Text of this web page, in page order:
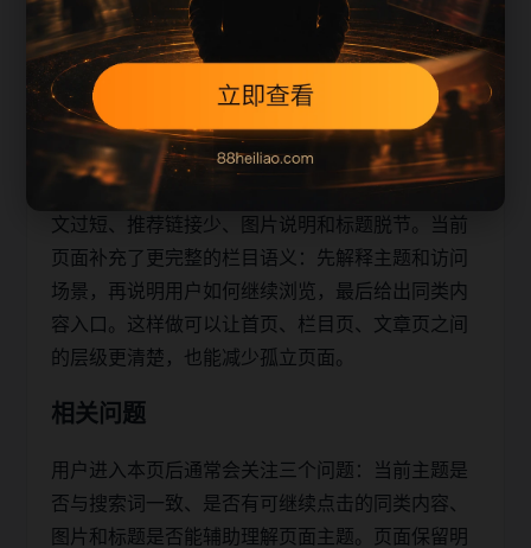
本页不是单独堆叠关键词，而是把主题摘要、阅读
顺序、相关问题和继续浏览入口放在同一页面，帮
助移动端用户减少反复搜索，也让栏目页、内容页
和 sitemap 之间形成稳定的抓取路径。
从 SEO 角度看，旧站内容页最容易出现的问题是正
文过短、推荐链接少、图片说明和标题脱节。当前
页面补充了更完整的栏目语义：先解释主题和访问
场景，再说明用户如何继续浏览，最后给出同类内
容入口。这样做可以让首页、栏目页、文章页之间
的层级更清楚，也能减少孤立页面。
相关问题
用户进入本页后通常会关注三个问题：当前主题是
否与搜索词一致、是否有可继续点击的同类内容、
图片和标题是否能辅助理解页面主题。页面保留明